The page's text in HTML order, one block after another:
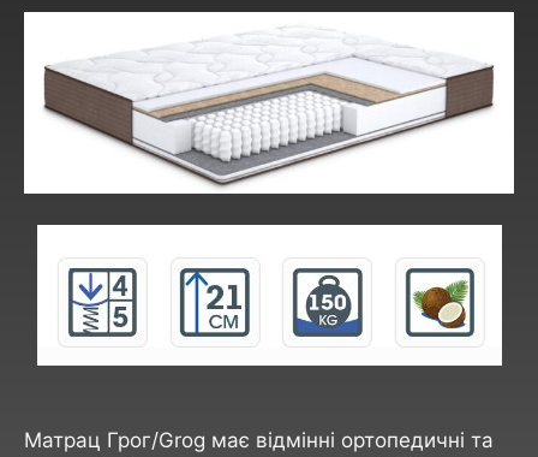
Матрац Грог/Grog має відмінні ортопедичні та